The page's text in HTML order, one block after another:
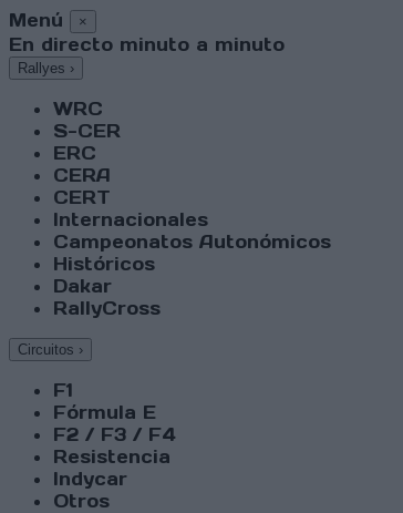
Menú ×
En directo minuto a minuto
Rallyes ›
WRC
S-CER
ERC
CERA
CERT
Internacionales
Campeonatos Autonómicos
Históricos
Dakar
RallyCross
Circuitos ›
F1
Fórmula E
F2 / F3 / F4
Resistencia
Indycar
Otros